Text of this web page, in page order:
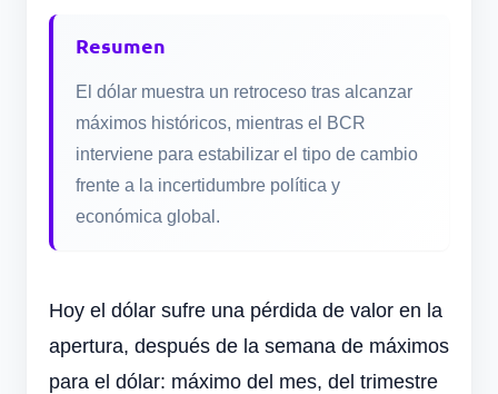
Resumen
El dólar muestra un retroceso tras alcanzar
máximos históricos, mientras el BCR
interviene para estabilizar el tipo de cambio
frente a la incertidumbre política y
económica global.
Hoy el dólar sufre una pérdida de valor en la
apertura, después de la semana de máximos
para el dólar: máximo del mes, del trimestre